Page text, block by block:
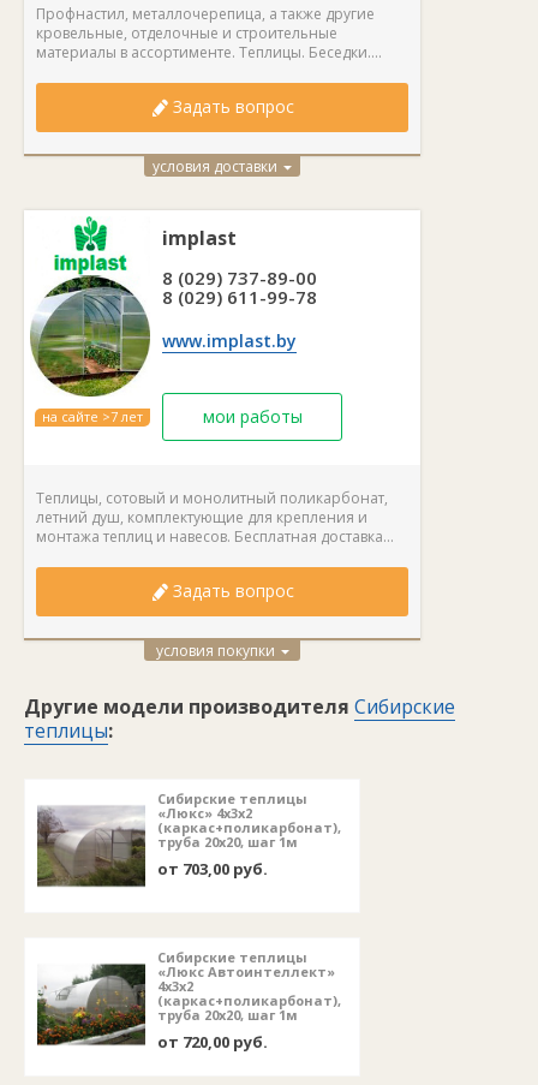
Профнастил, металлочерепица, а также другие
кровельные, отделочные и строительные
материалы в ассортименте. Теплицы. Беседки....
Задать вопрос
условия доставки
на сайте >7 лет
implast
8 (029) 737-89-00
8 (029) 611-99-78
www.implast.by
мои работы
Теплицы, сотовый и монолитный поликарбонат,
летний душ, комплектующие для крепления и
монтажа теплиц и навесов. Бесплатная доставка...
Задать вопрос
условия покупки
Другие модели производителя Сибирские
теплицы:
Сибирские теплицы
«Люкс» 4х3х2
(каркас+поликарбонат),
труба 20х20, шаг 1м
от 703,00 руб.
Сибирские теплицы
«Люкс Автоинтеллект»
4х3х2
(каркас+поликарбонат),
труба 20х20, шаг 1м
от 720,00 руб.